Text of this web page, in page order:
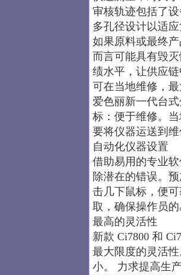
审核轨迹包括了
多孔径设计以适
如果原料或最终
而言可能具有毁
绩水平，让供应
可在当地维修，
爱色丽新一代台
标：便于维修。
要将仪器运送到
自动化仪器设置
借助易用的专业
除潜在的错误。
击几下鼠标，便
取，确保操作员
最高的灵活性
新款 Ci7800 和
最大限度的灵活
小。 力求提高生